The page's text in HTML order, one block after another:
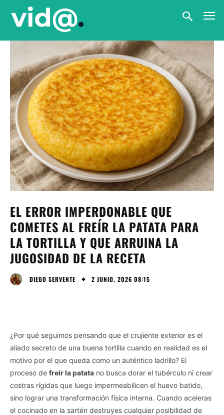
EL ERROR IMPERDONABLE QUE
COMETES AL FREÍR LA PATATA PARA
LA TORTILLA Y QUE ARRUINA LA
JUGOSIDAD DE LA RECETA
DIEGO SERVENTE 2 JUNIO, 2026 08:15
¿Por qué seguimos pensando que el crujiente exterior es el
aliado secreto de una buena tortilla cuando en realidad es el
motivo por el que queda como un auténtico ladrillo? El
proceso de freír la patata no busca dorar el tubérculo ni crear
costras rígidas que luego impermeabilicen el huevo batido,
sino lograr una transformación física interna. Cuando aceleras
el cocinado en la sartén destruyes cualquier posibilidad de